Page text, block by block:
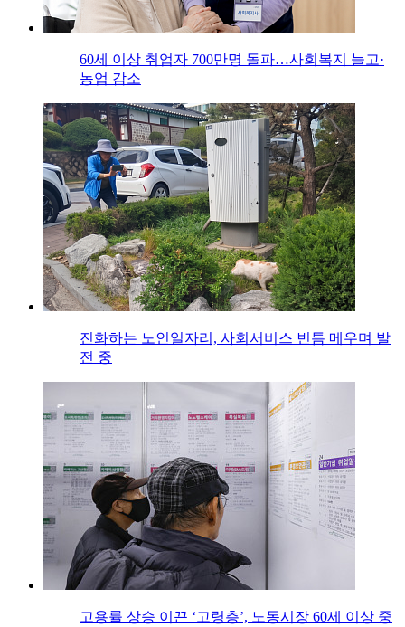
60세 이상 취업자 700만명 돌파…사회복지 늘고·
농업 감소
진화하는 노인일자리, 사회서비스 빈틈 메우며 발
전 중
고용률 상승 이끈 ‘고령층’, 노동시장 60세 이상 중